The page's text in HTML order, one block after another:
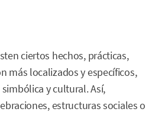
ciertos hechos, prácticas,
más localizados y específicos,
y cultural. Así,
estructuras sociales o